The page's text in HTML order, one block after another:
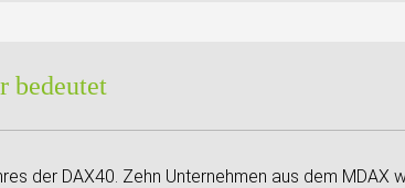
bedeutet
der DAX40. Zehn Unternehmen aus dem MDAX